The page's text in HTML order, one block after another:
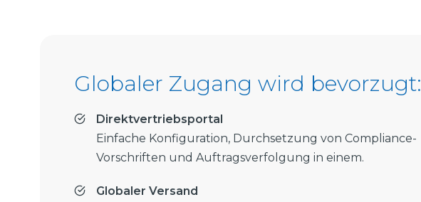
Globaler Zugang wird bevorzugt:
Direktvertriebsportal
Einfache Konfiguration, Durchsetzung von Compliance-
Vorschriften und Auftragsverfolgung in einem.
Globaler Versand